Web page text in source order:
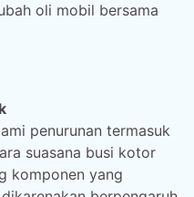
oli mobil bersama
penurunan termasuk
suasana busi kotor
komponen yang